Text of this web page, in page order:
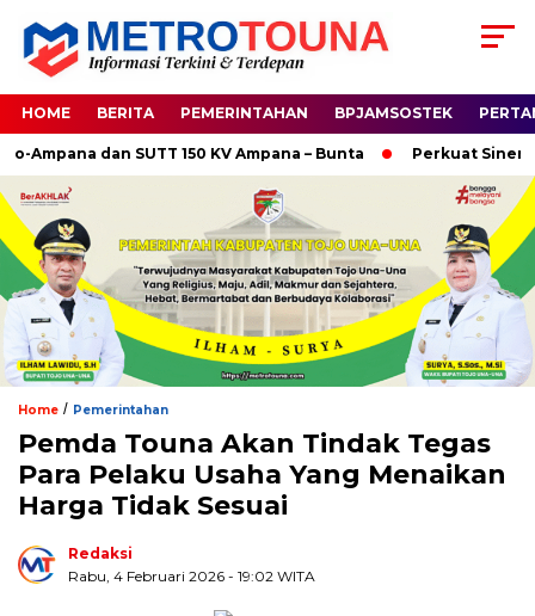
HOME BERITA PEMERINTAHAN BPJAMSOSTEK
dan SUTT 150 KV Ampana – Bunta Perkuat Sinergi
Home / Pemerintahan
Pemda Touna Akan Tindak Tegas
Para Pelaku Usaha Yang Menaikan
Harga Tidak Sesuai
Redaksi
Rabu, 4 Februari 2026 - 19:02 WITA